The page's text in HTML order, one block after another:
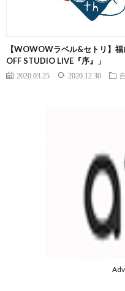
【WOWOWラベル&セトリ】
OFF STUDIO LIVE『序』」
2020.03.25 2020.12.30